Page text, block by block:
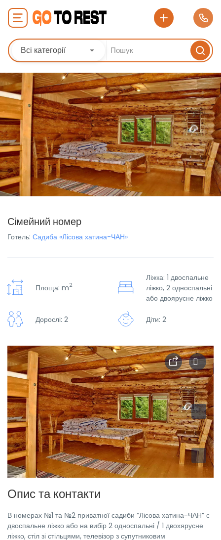
Всі категорії
Сімейний номер
Готель: Садиба «Лісова хатина-ЧАН»
Площа: m2
Ліжка: 1 двоспальне
ліжко, 2 односпальні
або двоярусне ліжко
Дорослі: 2 Діти: 2
Опис та контакти
В номерах №1 та №2 приватної садиби “Лісова хатина-ЧАН” є
двоспальне ліжко або на вибір 2 односпальні / 1 двохярусне
ліжко, стіл зі стільцями, телевізор з супутниковим